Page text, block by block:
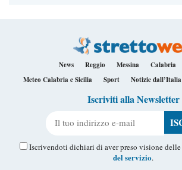
News Reggio Messina Calabria
Meteo Calabria e Sicilia
Sport Notizie dall’Italia
Iscriviti alla Newsletter
Iscrivendoti dichiari di aver preso visione delle
del servizio.